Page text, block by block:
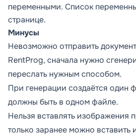
переменными. Список
странице.
Минусы
Невозможно отправить
RentProg, сначала нужно
переслать нужным способом.
При генерации создаётся один
должны быть в одном файле.
Нельзя вставлять изображения
только заранее можно вставить